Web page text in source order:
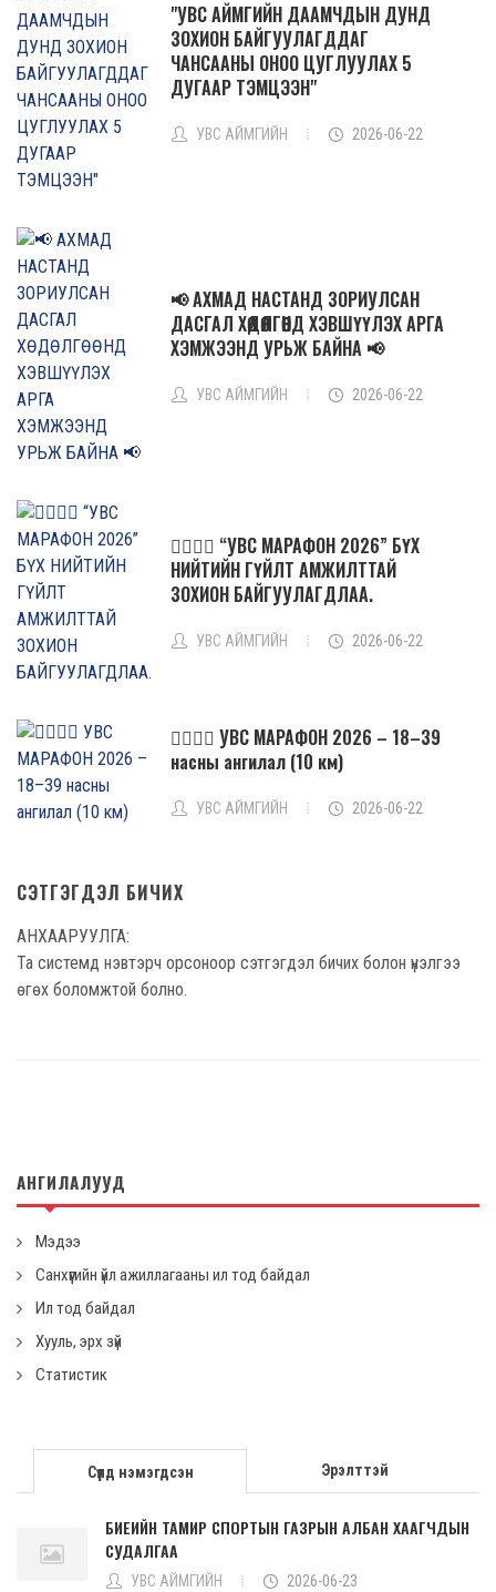
"УВС АЙМГИЙН ДААМЧДЫН ДУНД
ЗОХИОН БАЙГУУЛАГДДАГ
ЧАНСААНЫ ОНОО ЦУГЛУУЛАХ 5
ДУГААР ТЭМЦЭЭН"
УВС АЙМГИЙН 2026-06-22
📢 АХМАД НАСТАНД ЗОРИУЛСАН
ДАСГАЛ ХӨДӨЛГӨӨНД ХЭВШҮҮЛЭХ АРГА
ХЭМЖЭЭНД УРЬЖ БАЙНА 📢
УВС АЙМГИЙН 2026-06-22
🏃‍♂️🏃‍♀️ “УВС МАРАФОН 2026” БҮХ
НИЙТИЙН ГҮЙЛТ АМЖИЛТТАЙ
ЗОХИОН БАЙГУУЛАГДЛАА.
УВС АЙМГИЙН 2026-06-22
🏃‍♂️🏃‍♀️ УВС МАРАФОН 2026 – 18–39
насны ангилал (10 км)
УВС АЙМГИЙН 2026-06-22
СЭТГЭГДЭЛ БИЧИХ
АНХААРУУЛГА:
Та системд нэвтэрч орсоноор сэтгэгдэл бичих болон үнэлгээ
өгөх боломжтой болно.
АНГИЛАЛУУД
Мэдээ
Санхүүгийн үйл ажиллагааны ил тод байдал
Ил тод байдал
Хууль, эрх зүй
Статистик
Сүүлд нэмэгдсэн Эрэлттэй
БИЕИЙН ТАМИР СПОРТЫН ГАЗРЫН АЛБАН ХААГЧДЫН
СУДАЛГАА
УВС АЙМГИЙН 2026-06-23